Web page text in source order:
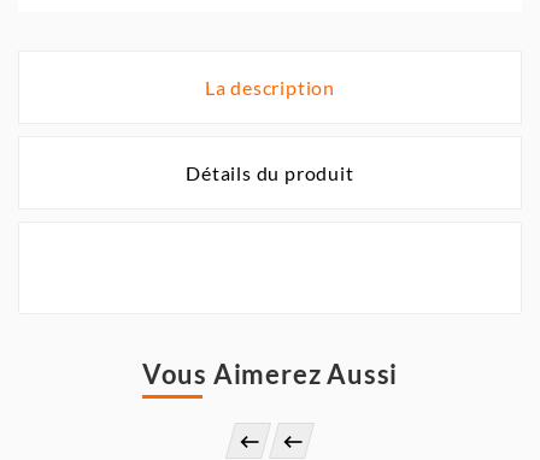
La description
Détails du produit
Vous Aimerez Aussi
 